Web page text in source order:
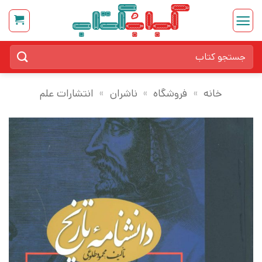
Skip
content
برای:
خانه » فروشگاه » ناشران » انتشارات علم